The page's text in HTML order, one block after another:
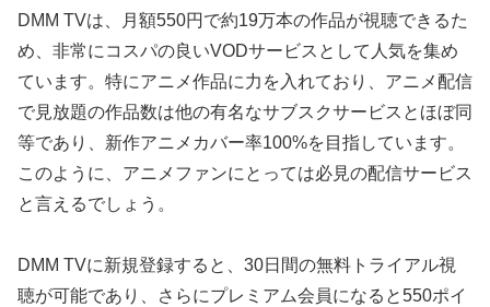
DMM TVは、月額550円で約19万本の作品が視聴できるた
め、非常にコスパの良いVODサービスとして人気を集め
ています。特にアニメ作品に力を入れており、アニメ配信
で見放題の作品数は他の有名なサブスクサービスとほぼ同
等であり、新作アニメカバー率100%を目指しています。
このように、アニメファンにとっては必見の配信サービス
と言えるでしょう。
DMM TVに新規登録すると、30日間の無料トライアル視
聴が可能であり、さらにプレミアム会員になると550ポイ